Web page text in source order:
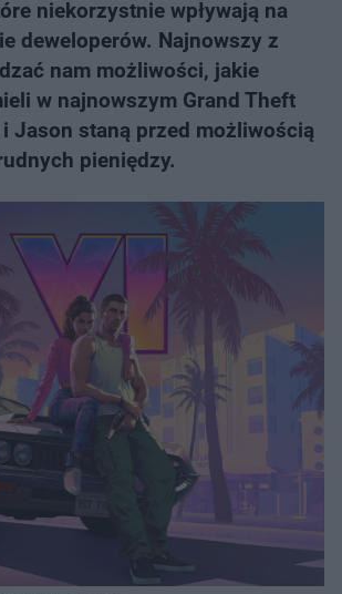
niekorzystnie wpływają na
deweloperów. Najnowszy z
nam możliwości, jakie
w najnowszym Grand Theft
Jason staną przed możliwością
pieniędzy.